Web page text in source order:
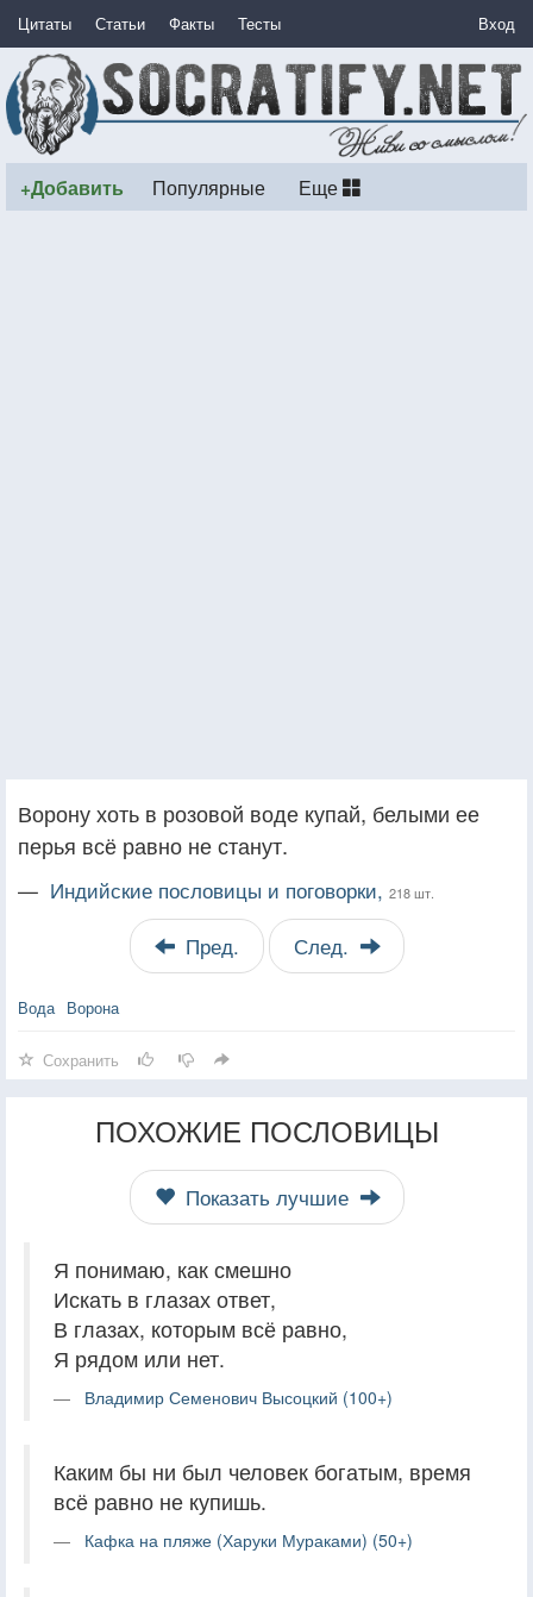
Цитаты Статьи Факты Тесты Вход
+Добавить Популярные Еще
Ворону хоть в розовой воде купай, белыми ее
перья всё равно не станут.
— Индийские пословицы и поговорки, 218 шт.
Пред. След.
Вода Ворона
Сохранить
ПОХОЖИЕ ПОСЛОВИЦЫ
Показать лучшие
Я понимаю, как смешно
Искать в глазах ответ,
В глазах, которым всё равно,
Я рядом или нет.
Владимир Семенович Высоцкий (100+)
Каким бы ни был человек богатым, время
всё равно не купишь.
Кафка на пляже (Харуки Мураками) (50+)